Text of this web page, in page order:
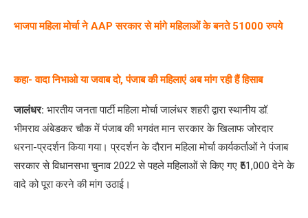
भाजपा महिला मोर्चा ने AAP सरकार से मांगे महिलाओं के बनते 51000 रुपये
कहा- वादा निभाओ या जवाब दो, पंजाब की महिलाएं अब मांग रही हैं हिसाब
जालंधर: भारतीय जनता पार्टी महिला मोर्चा जालंधर शहरी द्वारा स्थानीय डॉ.
भीमराव अंबेडकर चौक में पंजाब की भगवंत मान सरकार के खिलाफ जोरदार
धरना-प्रदर्शन किया गया। प्रदर्शन के दौरान महिला मोर्चा कार्यकर्ताओं ने पंजाब
सरकार से विधानसभा चुनाव 2022 से पहले महिलाओं से किए गए ₹51,000 देने के
वादे को पूरा करने की मांग उठाई।